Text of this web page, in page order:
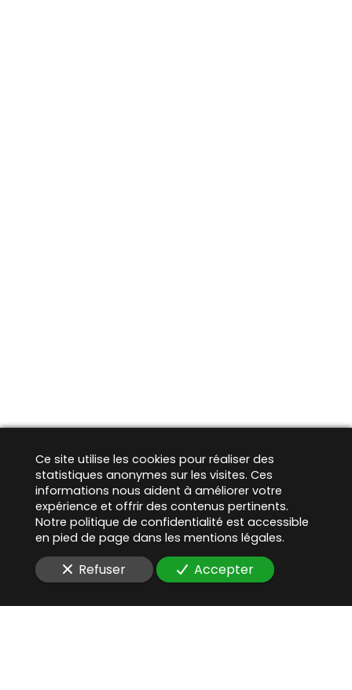
Ce site utilise les cookies pour réaliser des
statistiques anonymes sur les visites. Ces
informations nous aident à améliorer votre
expérience et offrir des contenus pertinents.
Notre politique de confidentialité est accessible
en pied de page dans les mentions légales.
Refuser Accepter